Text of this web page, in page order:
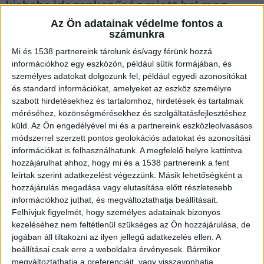
Az Ön adatainak védelme fontos a
számunkra
Mi és 1538 partnereink tárolunk és/vagy férünk hozzá
információkhoz egy eszközön, például sütik formájában, és
személyes adatokat dolgozunk fel, például egyedi azonosítókat
és standard információkat, amelyeket az eszköz személyre
szabott hirdetésekhez és tartalomhoz, hirdetések és tartalmak
méréséhez, közönségmérésekhez és szolgáltatásfejlesztéshez
küld. Az Ön engedélyével mi és a partnereink eszközleolvasásos
módszerrel szerzett pontos geolokációs adatokat és azonosítási
információkat is felhasználhatunk. A megfelelő helyre kattintva
hozzájárulhat ahhoz, hogy mi és a 1538 partnereink a fent
leírtak szerint adatkezelést végezzünk. Másik lehetőségként a
hozzájárulás megadása vagy elutasítása előtt részletesebb
információkhoz juthat, és megváltoztathatja beállításait.
Felhívjuk figyelmét, hogy személyes adatainak bizonyos
kezeléséhez nem feltétlenül szükséges az Ön hozzájárulása, de
jogában áll tiltakozni az ilyen jellegű adatkezelés ellen. A
beállításai csak erre a weboldalra érvényesek. Bármikor
megváltoztathatja a preferenciáit, vagy visszavonhatja
kisbaba idegenkezűség miatt hal meg.
Elhunyt egy csecsemő
A rendőrséghez kedd délután érkezett bejelentés
arról, hogy egy terézvárosi lakásban elhunyt egy
csecsemő. A helyszínre érkező mentők már csak
a halál tényét tudták megállapítani.A Kékvillogó
legfrissebb híreit ide kattintva éred el! A
Facebookon már 342 ezernél is többen követnek
minket.